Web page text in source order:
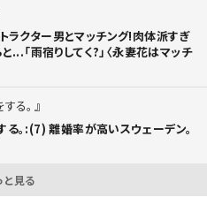
ラクター男とマッチング!肉体派すぎ
...「雨宿りしてく?」〈永妻花はマッチ
る。
。:(7) 離婚率が高いスウェーデン。
と見る